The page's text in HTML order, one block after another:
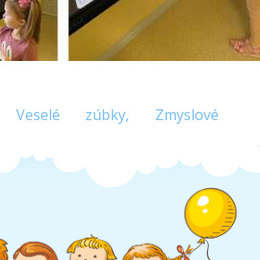
Vzdelávanie
zamestnancov
zúbky, Zmyslové